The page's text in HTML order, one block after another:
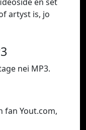
artyst is, jo
nei MP3.
fan Yout.com,